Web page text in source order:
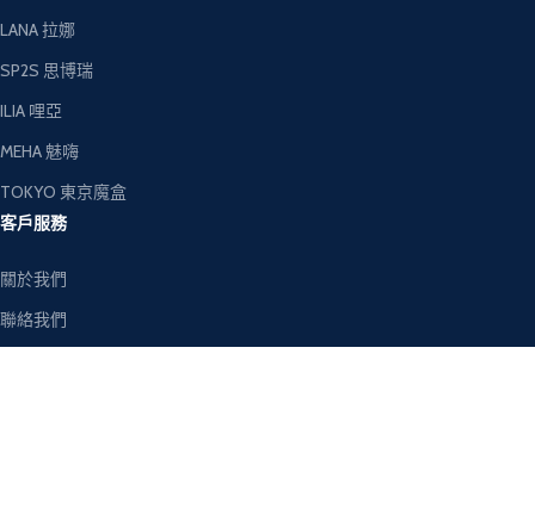
LANA 拉娜
SP2S 思博瑞
ILIA 哩亞
MEHA 魅嗨
TOKYO 東京魔盒
客戶服務
關於我們
聯絡我們